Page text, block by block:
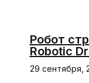
Робот
Robotic
29 сентября,